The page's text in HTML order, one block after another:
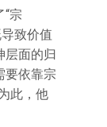
宗
致价值
层面的归
要依靠宗
此，他